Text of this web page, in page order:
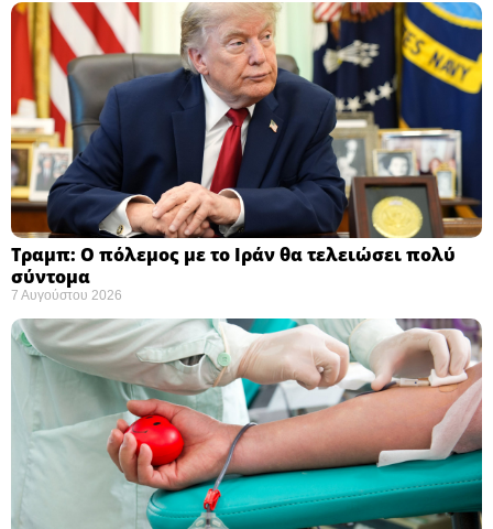
Τραμπ: Ο πόλεμος με το Ιράν θα τελειώσει πολύ
σύντομα ​
7 Αυγούστου 2026